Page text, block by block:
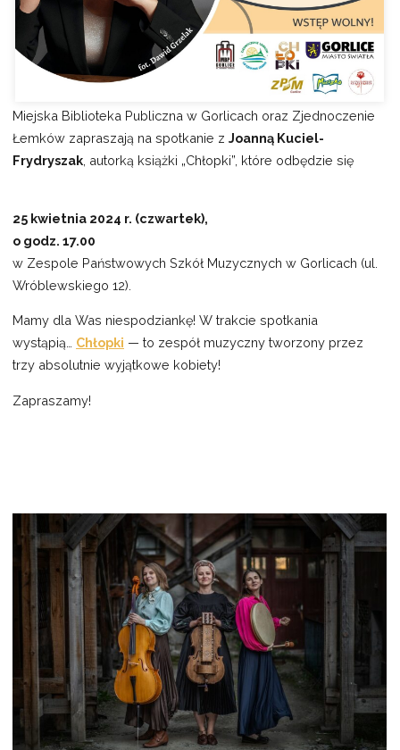
Miejska Biblioteka Publiczna w Gorlicach oraz Zjednoczenie
Łemków zapraszają na spotkanie zJoanną Kuciel-
Frydryszak , autorką książki „Chłopki”, które odbędzie się
25 kwietnia 2024 r. (czwartek),
o godz. 17.00
w Zespole Państwowych Szkół Muzycznych w Gorlicach (ul.
Wróblewskiego 12).
Mamy dla Was niespodziankę! W trakcie spotkania
wystąpią… Chłopki — to zespół muzyczny tworzony przez
trzy absolutnie wyjątkowe kobiety!
Zapraszamy!